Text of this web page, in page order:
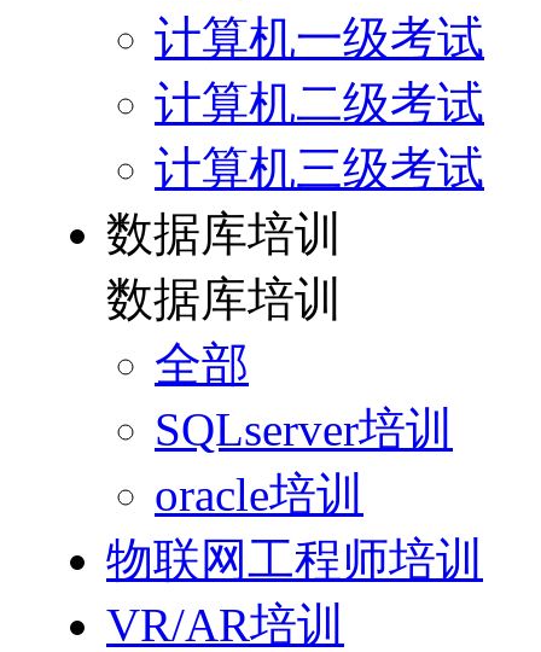
计算机一级考试
计算机二级考试
计算机三级考试
数据库培训
数据库培训
全部
SQLserver培训
oracle培训
物联网工程师培训
VR/AR培训